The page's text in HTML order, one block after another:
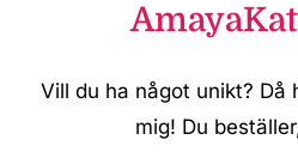
Vill du ha något unikt? Då
mig! Du